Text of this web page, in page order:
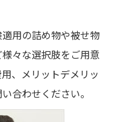
用の詰め物や被せ物
々な選択肢をご用意
、メリットデメリッ
合わせください。